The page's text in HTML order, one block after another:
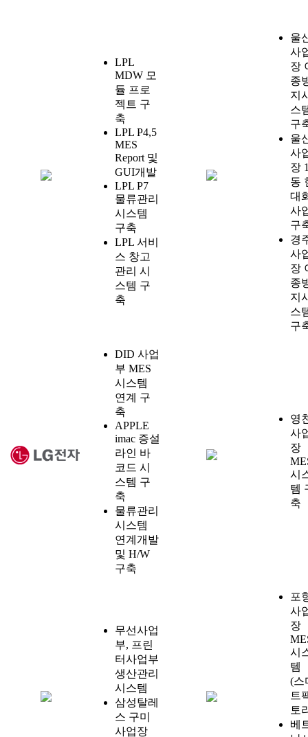
LPL
MDW 모
듈 프로
젝트 구
축
LPL P4,5
MES
Report 및
GUI개발
LPL P7
물류관리
시스템
구축
LPL 서비
스 창고
관리 시
스템 구
축
울
사
장
종
지
스
구
울
사
장
동
대
사
구
경
사
장
종
지
스
구
DID 사업
부 MES
시스템
연계 구
축
APPLE
imac 증설
라인 바
코드 시
스템 구
축
물류관리
시스템
연계개발
및 H/W
구축
영
사
장
시
템
축
무선사업
부, 프린
터사업부
생산관리
시스템
삼성탈레
스 구미
사업장
포
사
장
시
템
(스
트
토
베